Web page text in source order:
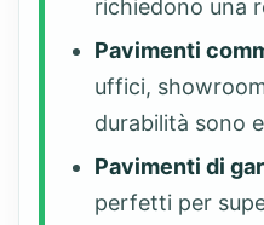
richiedono una
Pavimenti
uffici,
durabilità sono
Pavimenti di
perfetti per